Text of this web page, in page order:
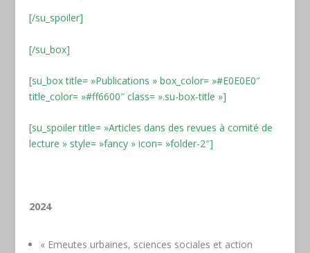
[/su_spoiler]
[/su_box]
[su_box title= »Publications » box_color= »#E0E0E0″
title_color= »#ff6600″ class= ».su-box-title »]
[su_spoiler title= »Articles dans des revues à comité de
lecture » style= »fancy » icon= »folder-2″]
2024
« Emeutes urbaines, sciences sociales et action